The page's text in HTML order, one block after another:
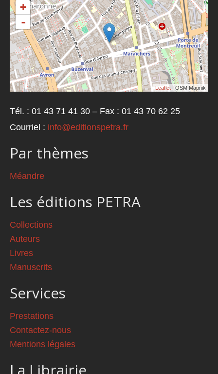
+
-
Leaflet | OSM Mapnik
Tél. : 01 43 71 41 30 – Fax : 01 43 70 62 25
Courriel : info@editionspetra.fr
Par thèmes
Méandre
Les éditions PETRA
Collections
Auteurs
Livres
Manuscrits
Services
Prestations
Contactez-nous
Mentions légales
La Librairie